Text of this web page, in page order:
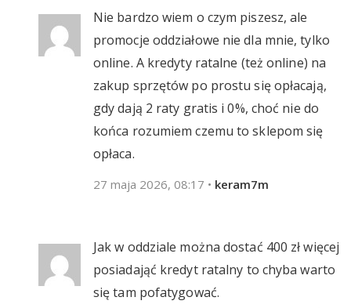
Nie bardzo wiem o czym piszesz, ale
promocje oddziałowe nie dla mnie, tylko
online. A kredyty ratalne (też online) na
zakup sprzętów po prostu się opłacają,
gdy dają 2 raty gratis i 0%, choć nie do
końca rozumiem czemu to sklepom się
opłaca.
27 maja 2026, 08:17 • keram7m
Jak w oddziale można dostać 400 zł więcej
posiadająć kredyt ratalny to chyba warto
się tam pofatygować.